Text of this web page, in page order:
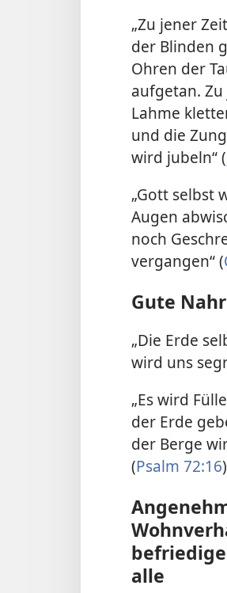
„Zu jener
der Blinden
Ohren der
aufgetan.
Lahme
und die
wird jubeln“ (
„Gott selbst
Augen
noch
vergangen“ (
Gute
„Die Erde
wird uns
„Es wird
der Erde
der Berge
(Psalm 72:16
alle